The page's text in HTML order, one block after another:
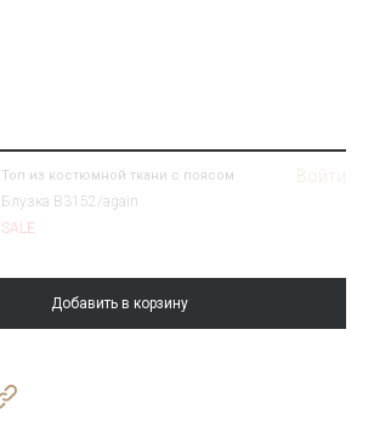
Топ из костюмной ткани с поясом
Блузка B3152/again
SALE
Войти
Брюки зауженного кроя
Добавить в корзину